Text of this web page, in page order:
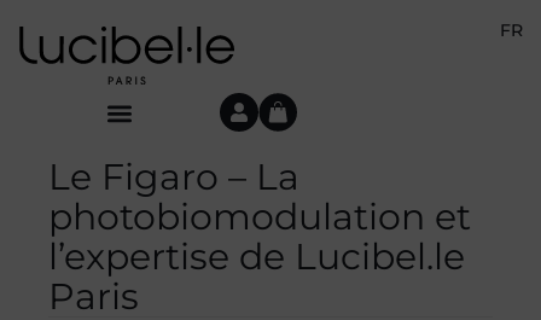
FR
Le Figaro – La
photobiomodulation et
l’expertise de Lucibel.le
Paris